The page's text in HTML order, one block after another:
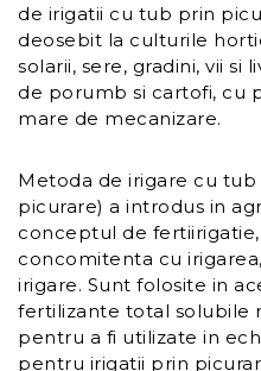
de irigatii cu tub prin
deosebit la culturile
solarii, sere, gradini, vii si
de porumb si cartofi, cu
mare de mecanizare.
Metoda de irigare cu
picurare) a introdus in
conceptul de
concomitenta cu
irigare. Sunt folosite in
fertilizante total solubile
pentru a fi utilizate in
pentru irigatii prin